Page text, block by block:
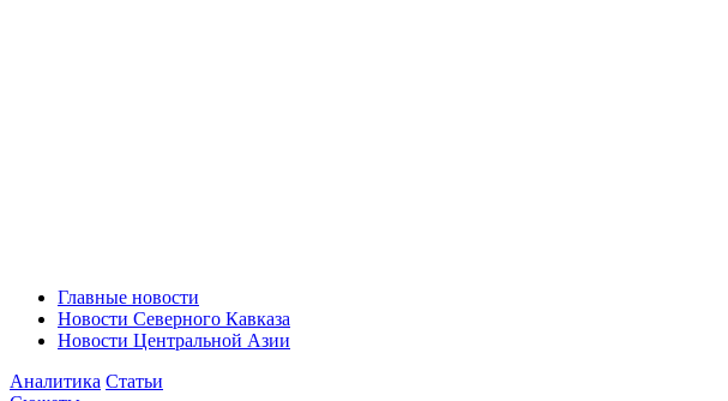
Главные новости
Новости Северного Кавказа
Новости Центральной Азии
Аналитика Статьи